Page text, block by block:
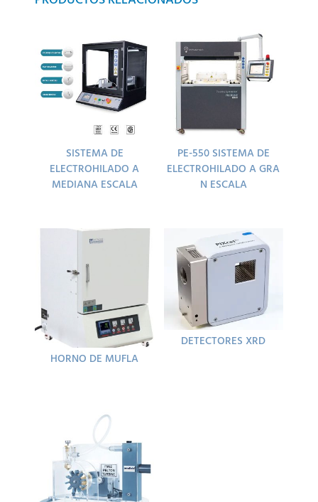
SISTEMA DE
ELECTROHILADO A
MEDIANA ESCALA
PE-550 SISTEMA DE
ELECTROHILADO A GRA
N ESCALA
HORNO DE MUFLA
DETECTORES XRD